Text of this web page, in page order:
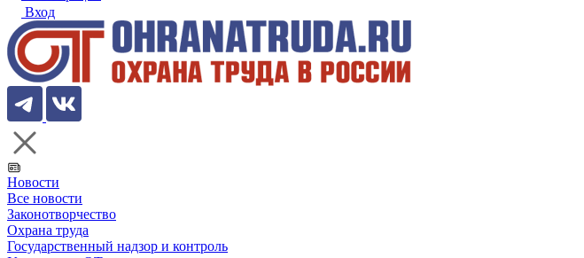
Вход
Новости
Все новости
Законотворчество
Охрана труда
Государственный надзор и контроль